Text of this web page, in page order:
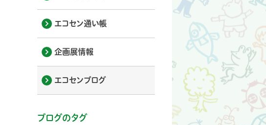
エコセン通い帳
企画展情報
エコセンブログ
ブログのタグ